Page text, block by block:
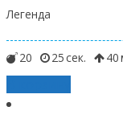
Легенда
20 25 40